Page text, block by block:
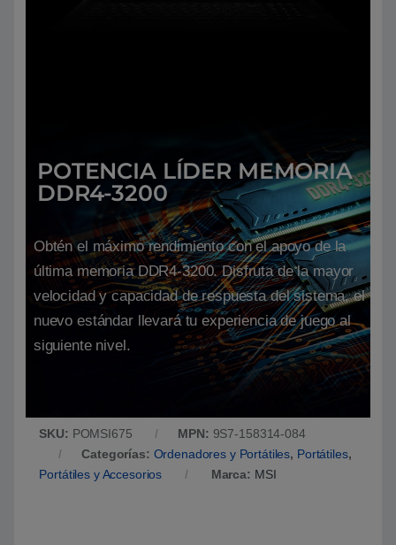
POTENCIA LÍDER MEMORIA
DDR4-3200
Obtén el máximo rendimiento con el apoyo de la
última memoria DDR4-3200. Disfruta de la mayor
velocidad y capacidad de respuesta del sistema, el
nuevo estándar llevará tu experiencia de juego al
siguiente nivel.
SKU: POMSI675 MPN: 9S7-158314-084
Categorías: Ordenadores y Portátiles, Portátiles,
Portátiles y Accesorios
Marca: MSI